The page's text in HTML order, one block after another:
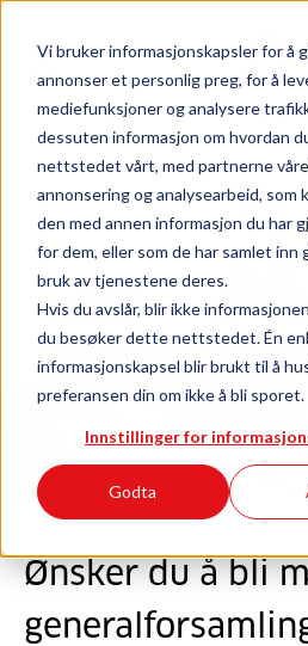
Vi bruker informasjonskapsler for å
annonser et personlig preg, for å
mediefunksjoner og analysere
dessuten informasjon om hvordan
nettstedet vårt, med partnerne
annonsering og analysearbeid, som
den med annen informasjon du har
for dem, eller som de har samlet inn
bruk av tjenestene deres.
Hvis du avslår, blir ikke
du besøker dette nettstedet. Én
informasjonskapsel blir brukt til å
preferansen din om ikke å bli sporet.
Innstillinger for
Godta
Innhold
deg styret
Ønsker du å bli